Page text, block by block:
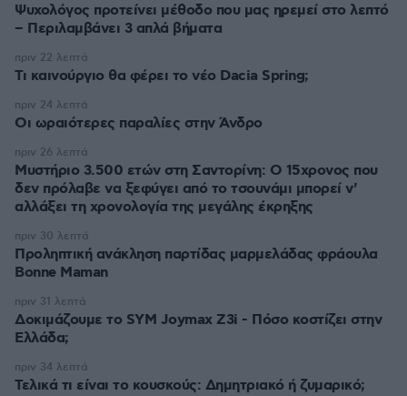
Ψυχολόγος προτείνει μέθοδο που μας ηρεμεί στο λεπτό
– Περιλαμβάνει 3 απλά βήματα
Τι καινούργιο θα φέρει το νέο Dacia Spring;
πριν 22 λεπτά
Οι ωραιότερες παραλίες στην Άνδρο
πριν 24 λεπτά
Μυστήριο 3.500 ετών στη Σαντορίνη: Ο 15χρονος που
δεν πρόλαβε να ξεφύγει από το τσουνάμι μπορεί ν'
αλλάξει τη χρονολογία της μεγάλης έκρηξης
πριν 26 λεπτά
Προληπτική ανάκληση παρτίδας μαρμελάδας φράουλα
Bonne Maman
πριν 30 λεπτά
Δοκιμάζουμε το SYM Joymax Z3i - Πόσο κοστίζει στην
Ελλάδα;
πριν 31 λεπτά
Τελικά τι είναι το κουσκούς: Δημητριακό ή ζυμαρικό;
πριν 34 λεπτά